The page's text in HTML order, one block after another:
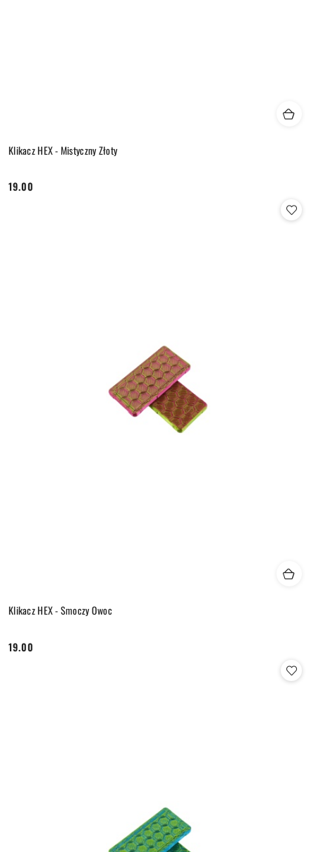
Klikacz HEX - Mistyczny Złoty
Cena:
19.00
Klikacz HEX - Smoczy Owoc
Cena:
19.00